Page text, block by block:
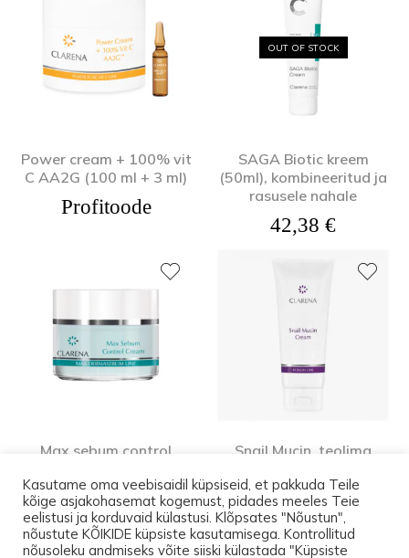
Power cream + 100% vit
C AA2G (100 ml + 3 ml)
Profitoode
OUT OF STOCK
SAGA Biotic kreem
(50ml), kombineeritud ja
rasusele nahale
42,38 €
Max sebum control
aknelisele nahale
42,38€ Algne hind oli: 42,38 €.
38,14€Praegune hind on: 38,14 €.
Snail Mucin, teolima
probleemsele nahale
Profitoode
Kasutame oma veebisaidil küpsiseid, et pakkuda Teile
kõige asjakohasemat kogemust, pidades meeles Teie
eelistusi ja korduvaid külastusi. Klõpsates "Nõustun",
nõustute KÕIKIDE küpsiste kasutamisega. Kontrollitud
nõusoleku andmiseks võite siiski külastada "Küpsiste